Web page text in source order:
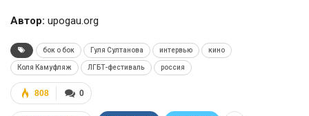
Автор: upogau.org
бок о бок Гуля Султанова интервью кино
Коля Камуфляж ЛГБТ-фестиваль россия
0
808